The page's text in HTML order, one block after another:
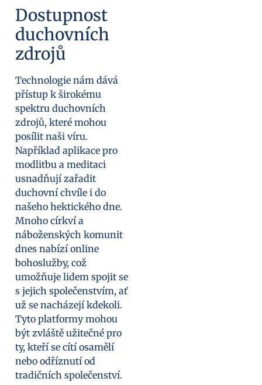
Dostupnost
duchovních
zdrojů
Technologie nám dává
přístup k širokému
spektru duchovních
zdrojů, které mohou
posílit naši víru.
Například aplikace pro
modlitbu a meditaci
usnadňují zařadit
duchovní chvíle i do
našeho hektického dne.
Mnoho církví a
náboženských komunit
dnes nabízí online
bohoslužby, což
umožňuje lidem spojit se
s jejich společenstvím, ať
už se nacházejí kdekoli.
Tyto platformy mohou
být zvláště užitečné pro
ty, kteří se cítí osamělí
nebo odříznutí od
tradičních společenství.